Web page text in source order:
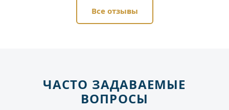
Все отзывы
ЧАСТО ЗАДАВАЕМЫЕ
ВОПРОСЫ